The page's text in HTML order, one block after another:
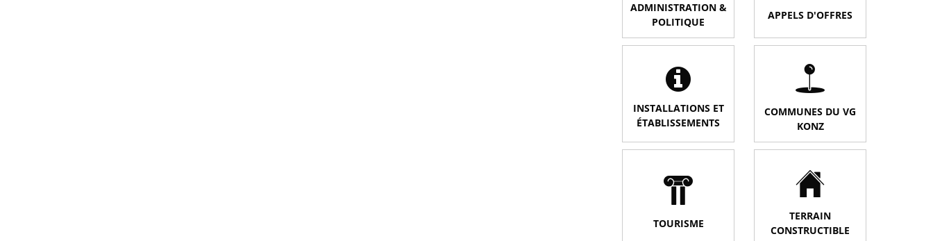
ADMINISTRATION &
POLITIQUE
APPELS D'OFFRES
INSTALLATIONS ET
ÉTABLISSEMENTS
COMMUNES DU VG
KONZ
TOURISME
TERRAIN
CONSTRUCTIBLE